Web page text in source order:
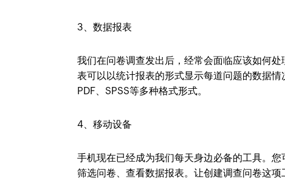
3、数据报表
我们在问卷调查发出后，经常会面临应该如何
表可以以统计报表的形式显示每道问题的数据情
PDF、SPSS等多种格式形式。
4、移动设备
手机现在已经成为我们每天身边必备的工具。
筛选问卷、查看数据报表。让创建调查问卷这项